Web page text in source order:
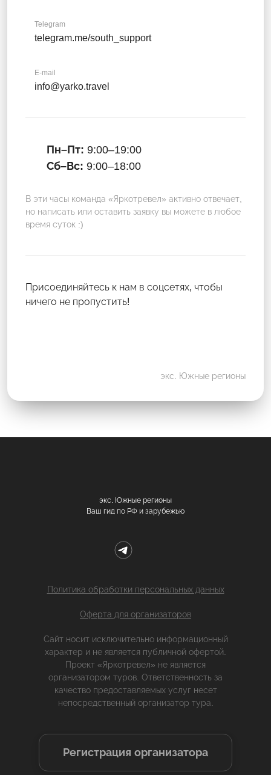
Telegram
telegram.me/south_support
E-mail
info@yarko.travel
Пн–Пт: 9:00–19:00
Сб–Вс: 9:00–18:00
В эти часы команда «Яркотревел» активно отвечает,
но написать или оставить заявку вы можете в любое
время суток :)
Присоединяйтесь к нам в соцсетях, чтобы
ничего не пропустить!
экс. Южные регионы
экс. Южные регионы
Ваш гид по РФ и зарубежью
Политика обработки персональных данных
Оферта для организаторов
Сайт носит исключительно информационный
характер и не является публичной офертой.
Проект «Яркотревел» не является
организатором туров. Ответственность за
качество предоставляемых услуг несет
непосредственный организатор тура.
Регистрация организатора